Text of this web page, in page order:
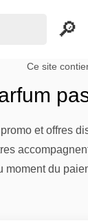
Ce site
et offres
du